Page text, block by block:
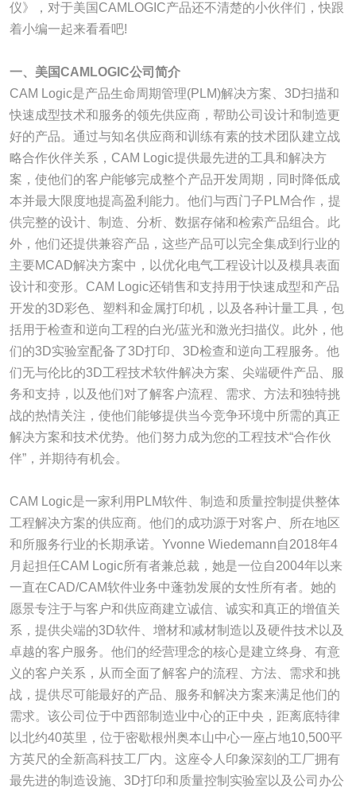
仪》，对于美国CAMLOGIC产品还不清楚的小伙伴们，快跟
着小编一起来看看吧!
一、美国CAMLOGIC公司简介
CAM Logic是产品生命周期管理(PLM)解决方案、3D扫描和
快速成型技术和服务的领先供应商，帮助公司设计和制造更
好的产品。通过与知名供应商和训练有素的技术团队建立战
略合作伙伴关系，CAM Logic提供最先进的工具和解决方
案，使他们的客户能够完成整个产品开发周期，同时降低成
本并最大限度地提高盈利能力。他们与西门子PLM合作，提
供完整的设计、制造、分析、数据存储和检索产品组合。此
外，他们还提供兼容产品，这些产品可以完全集成到行业的
主要MCAD解决方案中，以优化电气工程设计以及模具表面
设计和变形。CAM Logic还销售和支持用于快速成型和产品
开发的3D彩色、塑料和金属打印机，以及各种计量工具，包
括用于检查和逆向工程的白光/蓝光和激光扫描仪。此外，他
们的3D实验室配备了3D打印、3D检查和逆向工程服务。他
们无与伦比的3D工程技术软件解决方案、尖端硬件产品、服
务和支持，以及他们对了解客户流程、需求、方法和独特挑
战的热情关注，使他们能够提供当今竞争环境中所需的真正
解决方案和技术优势。他们努力成为您的工程技术“合作伙
伴”，并期待有机会。
CAM Logic是一家利用PLM软件、制造和质量控制提供整体
工程解决方案的供应商。他们的成功源于对客户、所在地区
和所服务行业的长期承诺。Yvonne Wiedemann自2018年4
月起担任CAM Logic所有者兼总裁，她是一位自2004年以来
一直在CAD/CAM软件业务中蓬勃发展的女性所有者。她的
愿景专注于与客户和供应商建立诚信、诚实和真正的增值关
系，提供尖端的3D软件、增材和减材制造以及硬件技术以及
卓越的客户服务。他们的经营理念的核心是建立终身、有意
义的客户关系，从而全面了解客户的流程、方法、需求和挑
战，提供尽可能最好的产品、服务和解决方案来满足他们的
需求。该公司位于中西部制造业中心的正中央，距离底特律
以北约40英里，位于密歇根州奥本山中心一座占地10,500平
方英尺的全新高科技工厂内。这座令人印象深刻的工厂拥有
最先进的制造设施、3D打印和质量控制实验室以及公司办公